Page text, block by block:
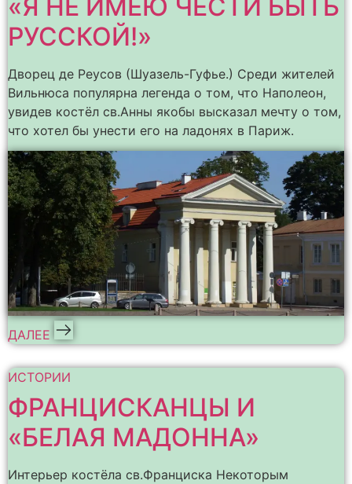
«Я НЕ ИМЕЮ ЧЕСТИ БЫТЬ
РУССКОЙ!»
Дворец де Реусов (Шуазель-Гуфье.) Среди жителей
Вильнюса популярна легенда о том, что Наполеон,
увидев костёл св.Анны якобы высказал мечту о том,
что хотел бы унести его на ладонях в Париж.
ДАЛЕЕ
ИСТОРИИ
ФРАНЦИСКАНЦЫ И
«БЕЛАЯ МАДОННА»
Интерьер костёла св.Франциска Некоторым